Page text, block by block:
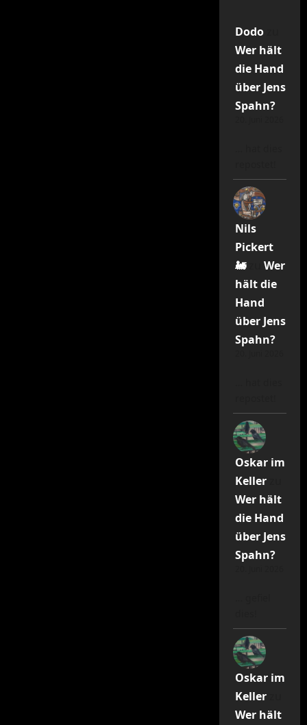
Dodozu
Wer hält
die Hand
über Jens
Spahn?
Nils
Pickert
🚂zu Wer
hält die
Hand
über Jens
Spahn?
Oskar im
Kellerzu
Wer hält
die Hand
über Jens
Spahn?
Oskar im
Kellerzu
Wer hält